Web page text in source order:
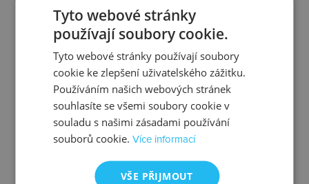
Zjistit více Zjistit více
Kontrola Výměna
Tyto webové stránky
používají soubory cookie.
Tyto webové stránky používají soubory
cookie ke zlepšení uživatelského zážitku.
Používáním našich webových stránek
souhlasíte se všemi soubory cookie v
souladu s našimi zásadami používání
souborů cookie.Více informací
VŠE PŘIJMOUT